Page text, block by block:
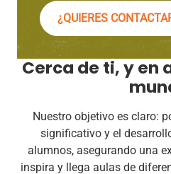
¿QUIERES
Cerca de ti, y en
Nuestro objetivo es claro:
significativo y el
alumnos, asegurando una
inspira y llega aulas de